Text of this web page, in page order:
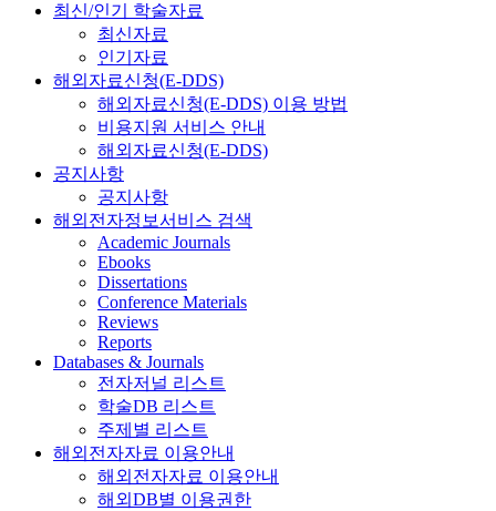
최신/인기 학술자료
최신자료
인기자료
해외자료신청(E-DDS)
해외자료신청(E-DDS) 이용 방법
비용지원 서비스 안내
해외자료신청(E-DDS)
공지사항
공지사항
해외전자정보서비스 검색
Academic Journals
Ebooks
Dissertations
Conference Materials
Reviews
Reports
Databases & Journals
전자저널 리스트
학술DB 리스트
주제별 리스트
해외전자자료 이용안내
해외전자자료 이용안내
해외DB별 이용권한